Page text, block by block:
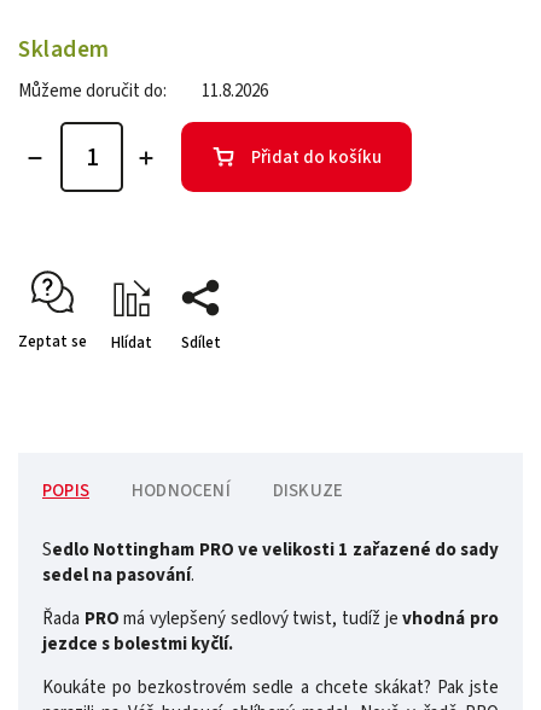
Skladem
Můžeme doručit do: 11.8.2026
Přidat do košíku
Zeptat se Hlídat Sdílet
POPIS HODNOCENÍ DISKUZE
Sedlo Nottingham PRO ve velikosti 1 zařazené do sady
sedel na pasování.
Řada PRO má vylepšený sedlový twist, tudíž je vhodná pro
jezdce s bolestmi kyčlí.
Koukáte po bezkostrovém sedle a chcete skákat? Pak jste